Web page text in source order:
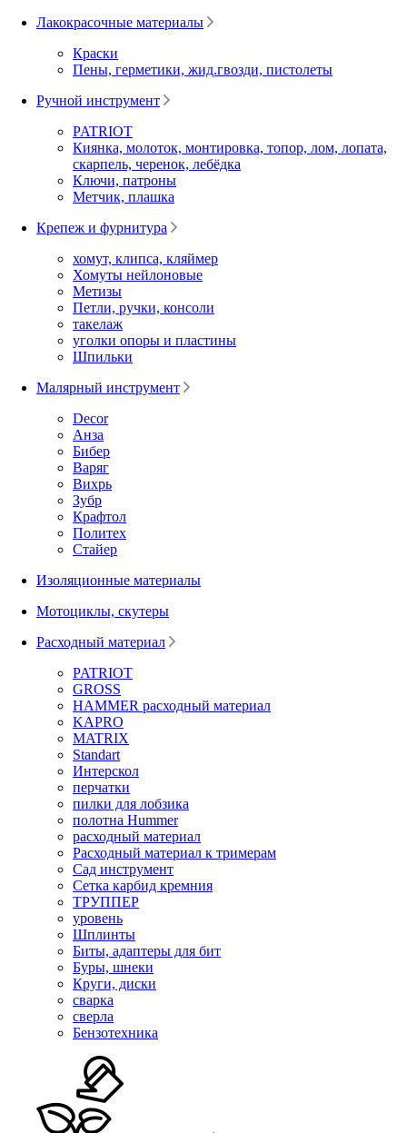
Лакокрасочные материалы
Краски
Пены, герметики, жид.гвозди, пистолеты
Ручной инструмент
PATRIOT
Киянка, молоток, монтировка, топор, лом, лопата,
скарпель, черенок, лебёдка
Ключи, патроны
Метчик, плашка
Крепеж и фурнитура
хомут, клипса, кляймер
Хомуты нейлоновые
Метизы
Петли, ручки, консоли
такелаж
уголки опоры и пластины
Шпильки
Малярный инструмент
Decor
Анза
Бибер
Варяг
Вихрь
Зубр
Крафтол
Политех
Стайер
Изоляционные материалы
Мотоциклы, скутеры
Расходный материал
PATRIOT
GROSS
HAMMER расходный материал
KAPRO
MATRIX
Standart
Интерскол
перчатки
пилки для лобзика
полотна Hummer
расходный материал
Расходный материал к тримерам
Сад инструмент
Сетка карбид кремния
ТРУППЕР
уровень
Шплинты
Биты, адаптеры для бит
Буры, шнеки
Круги, диски
сварка
сверла
Бензотехника